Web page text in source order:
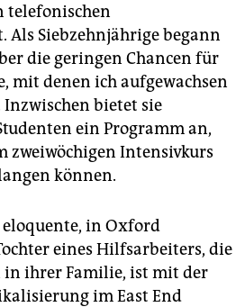
telefonischen
Als Siebzehnjährige begann
die geringen Chancen für
mit denen ich aufgewachsen
Inzwischen bietet sie
ein Programm an,
zweiwöchigen Intensivkurs
können.
in Oxford
eines Hilfsarbeiters, die
in ihrer Familie, ist mit der
im East End